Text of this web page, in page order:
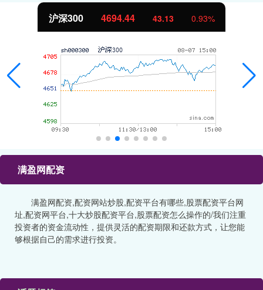
沪深300 4694.44 43.13 0.93%
满盈网配资
满盈网配资,配资网站炒股,配资平台有哪些,股票配资平台网
址,配资网平台,十大炒股配资平台,股票配资怎么操作的/我们注重
投资者的资金流动性，提供灵活的配资期限和还款方式，让您能
够根据自己的需求进行投资。